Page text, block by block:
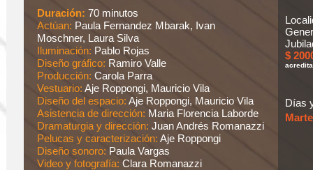
Duración: 70 minutos
Actúan: Paula Fernandez Mbarak, Ivan
Moschner, Laura Silva
Iluminación: Pablo Rojas
Diseño gráfico: Ramiro Valle
Producción: Carola Parra
Vestuario: Aje Roppongi, Mauricio Vila
Diseño del espacio: Aje Roppongi, Mauricio Vila
Asistencia de dirección: Maria Florencia Laborde
Dramaturgia y dirección: Juan Andrés Romanazzi
Pelucas y caracterización: Aje Roppongi
Diseño sonoro: Paula Vargas
Video y fotografía: Clara Romanazzi
$
Días